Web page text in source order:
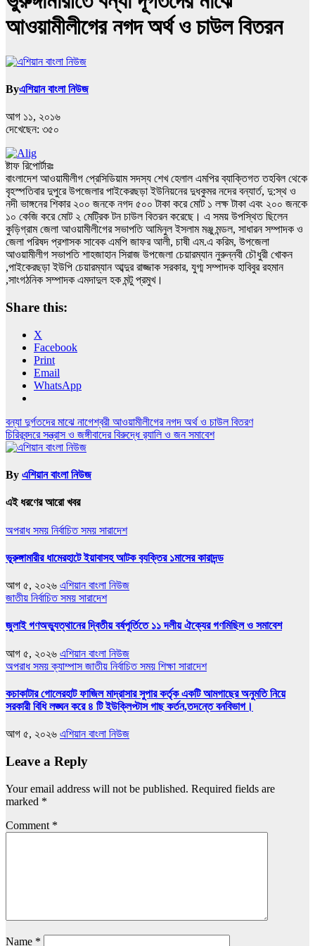
আওয়ামীলীগের নগদ অর্থ ও চাউল বিতরন
Byএশিয়ান বাংলা নিউজ
আগ ১১, ২০১৬
দেখেছেন: ৩৫০
ষ্টাফ রিপোর্টারঃ
বাংলাদেশ আওয়ামীলীগ প্রেসিডিয়াম সদস্য শেখ হেলাল এমপির ব্যাক্তিগত তহবিল থেকে
বৃহস্পতিবার দুপুরে উপজেলার পাইকেরছড়া ইউনিয়নের দুধকুমর নদের বন্যার্ত, দু:স্থ ও
নদী ভাঙ্গনের শিকার ২০০ জনকে নগদ ৫০০ টাকা করে মোট ১ লক্ষ টাকা এবং ২০০ জনকে
১০ কেজি করে মোট ২ মেট্রিক টন চাউল বিতরন করেছে। এ সময় উপস্থিত ছিলেন
কুড়িগ্রাম জেলা আওয়ামীলীগের সভাপতি আমিনুল ইসলাম মঞ্জু মন্ডল, সাধারন সম্পাদক ও
জেলা পরিষদ প্রশাসক সাবেক এমপি জাফর আলী, চাষী এম.এ করিম, উপজেলা
আওয়ামীলীগ সভাপতি শাহজাহান সিরাজ উপজেলা চেয়ারম্যান নুরুন্নবী চৌধুরী খোকন
,পাইকেরছড়া ইউপি চেয়ারম্যান আব্দুর রাজ্জাক সরকার, যুগ্ম সম্পাদক হাবিবুর রহমান
,সাংগঠনিক সম্পাদক এমদাদুল হক মন্টু প্রমুখ।
Share this:
X
Facebook
Print
Email
WhatsApp
Post
navigation
বন্যা দুর্গতদের মাঝে নাগেশ্বরী আওয়ামীলীগের নগদ অর্থ ও চাউল বিতরণ
চিরিরবন্দরে সন্ত্রাস ও জঙ্গীবাদের বিরুদ্ধে র‌্যালি ও জন সমাবেশ
By এশিয়ান বাংলা নিউজ
এই ধরণের আরো খবর
অপরাধ সময় নির্বাচিত সময় সারাদেশ
ভূরুঙ্গামারীর ধামেরহাটে ইয়াবাসহ আটক ব‍্যক্তির ১মাসের কারাদন্ড
আগ ৫, ২০২৬ এশিয়ান বাংলা নিউজ
জাতীয় নির্বাচিত সময় সারাদেশ
জুলাই গণঅভ্যুত্থানের দ্বিতীয় বর্ষপূর্তিতে ১১ দলীয় ঐক্যের গণমিছিল ও সমাবেশ
আগ ৫, ২০২৬ এশিয়ান বাংলা নিউজ
অপরাধ সময়ক্যাম্পাসজাতীয় নির্বাচিত সময় শিক্ষা সারাদেশ
কচাকাটার গোলেরহাট ফাজিল মাদ্রাসার সুপার কর্তৃক একটি আমগাছের অনুমতি নিয়ে
সরকারী বিধি লঙ্ঘন করে ৪ টি ইউক্লিপ্টাস গাছ কর্তন,তদন্তে বনবিভাগ।
আগ ৫, ২০২৬ এশিয়ান বাংলা নিউজ
Leave a Reply
Your email address will not be published. Required fields are
marked *
Comment *
Name *